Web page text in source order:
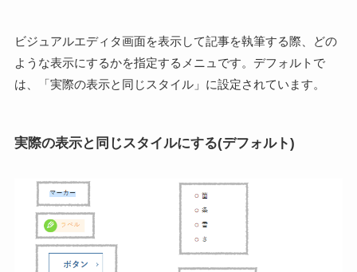
ビジュアルエディタ画面を表示して記事を執筆する際、どの
ような表示にするかを指定するメニュです。デフォルトで
は、「実際の表示と同じスタイル」に設定されています。
実際の表示と同じスタイルにする(デフォルト)